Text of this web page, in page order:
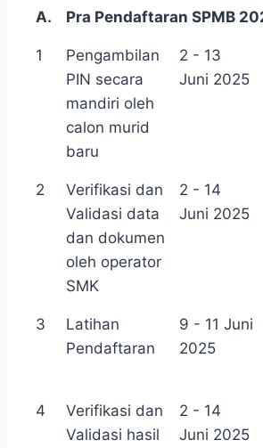
A. Pra Pendaftaran SPMB
1
Pengambilan
PIN secara
mandiri oleh
calon murid
baru
2 - 13
Juni 2025
2
Verifikasi dan
Validasi data
dan dokumen
oleh operator
SMK
2 - 14
Juni 2025
3
Latihan
Pendaftaran
9 - 11 Juni
2025
4
Verifikasi dan
Validasi hasil
2 - 14
Juni 2025